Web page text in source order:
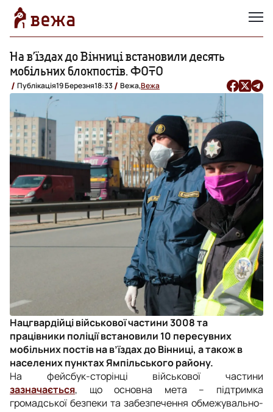
На в’їздах до Вінниці встановили десять
мобільних блокпостів. ФОТО
Публікація19 Березня18:33 Вежа,Вежа
Нацгвардійці військової частини 3008 та
працівники поліції встановили 10 пересувних
мобільних постів на в’їздах до Вінниці, а також в
населених пунктах Ямпільського району.
На фейсбук-сторінці військової частини
зазначається, що основна мета – підтримка
громадської безпеки та забезпечення обмежувально-